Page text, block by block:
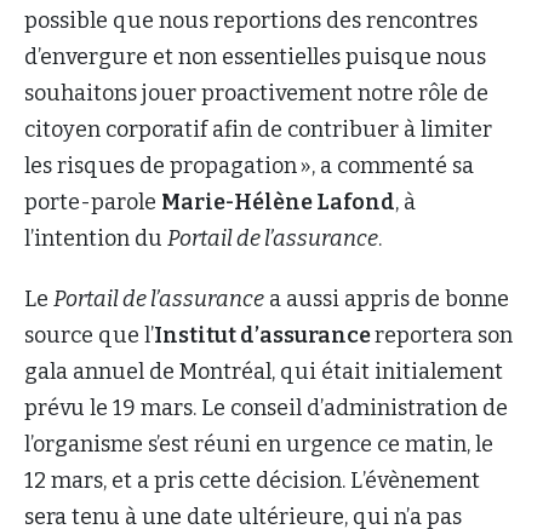
possible que nous reportions des rencontres
d’envergure et non essentielles puisque nous
souhaitons jouer proactivement notre rôle de
citoyen corporatif afin de contribuer à limiter
les risques de propagation », a commenté sa
porte-parole Marie-Hélène Lafond, à
l’intention du Portail de l’assurance.
Le Portail de l’assurance a aussi appris de bonne
source que l’Institut d’assurancereportera son
gala annuel de Montréal, qui était initialement
prévu le 19 mars. Le conseil d’administration de
l’organisme s’est réuni en urgence ce matin, le
12 mars, et a pris cette décision. L’évènement
sera tenu à une date ultérieure, qui n’a pas